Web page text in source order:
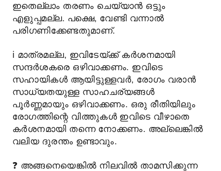
ഇതെല്ലാം തരണം ചെയ്യാൻ ഒട്ടും
എളുപ്പമല്ല. പക്ഷെ, വേണ്ടി വന്നാൽ
പരിഗണിക്കേണ്ടതുമാണ്.
ℹ️ മാത്രമല്ല, ഇവിടേയ്ക്ക് കർശനമായി
സന്ദർശകരെ ഒഴിവാക്കണം. ഇവിടെ
സഹായികൾ ആയിട്ടുള്ളവർ, രോഗം വരാൻ
സാധ്യതയുള്ള സാഹചര്യങ്ങൾ
പൂർണ്ണമായും ഒഴിവാക്കണം. ഒരു രീതിയിലും
രോഗത്തിന്റെ വിത്തുകൾ ഇവിടെ വീഴാതെ
കർശനമായി തന്നെ നോക്കണം. അല്ലെങ്കിൽ
വലിയ ദുരന്തം ഉണ്ടാവും.
❓ അങ്ങനെയെങ്കിൽ നിലവിൽ താമസിക്കുന്ന